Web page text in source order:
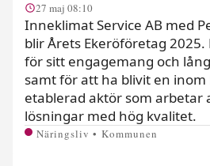
27 maj 08:10
Inneklimat Service AB med
blir Årets Ekeröföretag
för sitt engagemang och
samt för att ha blivit en inom
etablerad aktör som arbetar
lösningar med hög kvalitet.
Näringsliv • Kommunen